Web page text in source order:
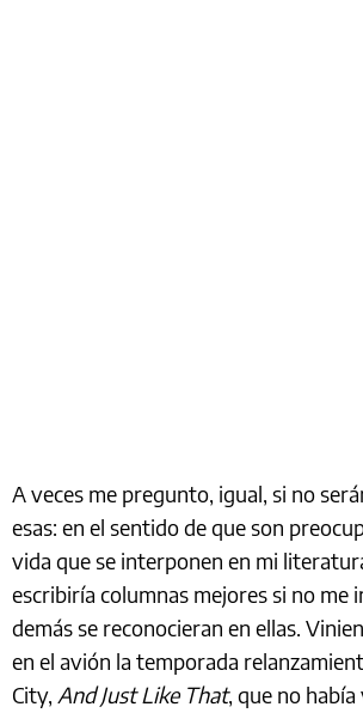
A veces me pregunto, igual, si no
esas: en el sentido de que son
vida que se interponen en mi
escribiría columnas mejores si no me
demás se reconocieran en ellas.
en el avión la temporada
City, And Just Like That, que no